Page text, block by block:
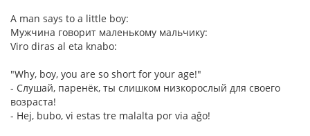
A man says to a little boy:
Мужчина говорит маленькому мальчику:
Viro diras al eta knabo:
"Why, boy, you are so short for your age!"
- Слушай, паренёк, ты слишком низкорослый для своего
возраста!
- Hej, bubo, vi estas tre malalta por via aĝo!